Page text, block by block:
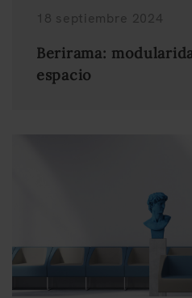
18 septiembre 2024
Berirama:
espacio